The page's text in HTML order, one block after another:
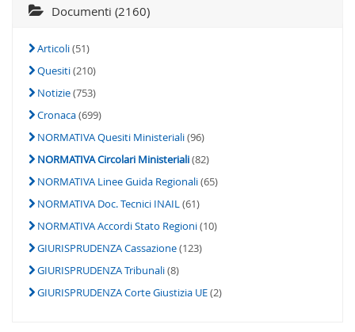
Documenti (2160)
Articoli(51)
Quesiti(210)
Notizie(753)
Cronaca(699)
NORMATIVA Quesiti Ministeriali(96)
NORMATIVA Circolari Ministeriali(82)
NORMATIVA Linee Guida Regionali(65)
NORMATIVA Doc. Tecnici INAIL(61)
NORMATIVA Accordi Stato Regioni(10)
GIURISPRUDENZA Cassazione(123)
GIURISPRUDENZA Tribunali(8)
GIURISPRUDENZA Corte Giustizia UE(2)